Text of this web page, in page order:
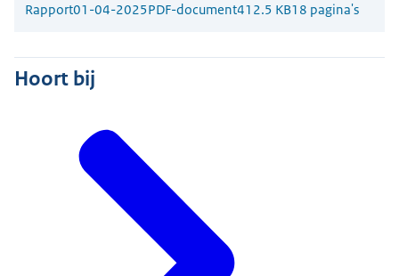
Rapport01-04-2025PDF-document412.5 KB18 pagina's
Hoort bij